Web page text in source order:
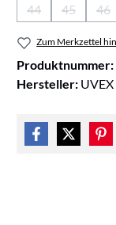
44
(Diese Option
45
(Diese
46
Zum Merkzettel
Produktnummer:
Hersteller: UVEX